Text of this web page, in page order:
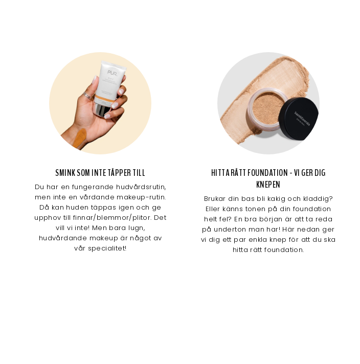
SMINK SOM INTE TÄPPER TILL
Du har en fungerande hudvårdsrutin,
men inte en vårdande makeup-rutin.
Då kan huden täppas igen och ge
upphov till finnar/blemmor/plitor. Det
vill vi inte! Men bara lugn,
hudvårdande makeup är något av
vår specialitet!
HITTA RÄTT FOUNDATION - VI GER DIG
KNEPEN
Brukar din bas bli kakig och kladdig?
Eller känns tonen på din foundation
helt fel? En bra början är att ta reda
på underton man har! Här nedan ger
vi dig ett par enkla knep för att du ska
hitta rätt foundation.